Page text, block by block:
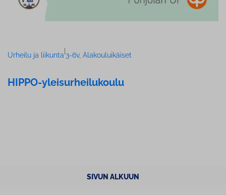
Urheilu ja liikunta 3-6v, Alakouluikäiset
HIPPO-ylei­sur­hei­lu­kou­lu
SIVUN ALKUUN